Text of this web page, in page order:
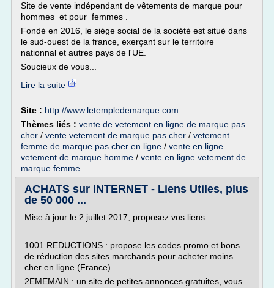
Site de vente indépendant de vêtements de marque pour
hommes et pour femmes .
Fondé en 2016, le siège social de la société est situé dans
le sud-ouest de la france, exerçant sur le territoire
nationnal et autres pays de l'UE.
Soucieux de vous...
Lire la suite
Site : http://www.letempledemarque.com
Thèmes liés : vente de vetement en ligne de marque pas
cher / vente vetement de marque pas cher / vetement
femme de marque pas cher en ligne / vente en ligne
vetement de marque homme / vente en ligne vetement de
marque femme
ACHATS sur INTERNET - Liens Utiles, plus
de 50 000 ...
Mise à jour le 2 juillet 2017, proposez vos liens
1001 REDUCTIONS : propose les codes promo et bons
de réduction des sites marchands pour acheter moins
cher en ligne (France)
2EMEMAIN : un site de petites annonces gratuites, vous